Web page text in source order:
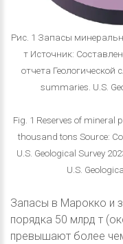
Рис. 1 Запасы
т Источник:
отчета
summaries. U.S.
Fig. 1 Reserves of mineral
thousand tons Source:
U.S. Geological Survey
U.S.
Запасы в Марокко и
порядка 50 млрд т
превышают более